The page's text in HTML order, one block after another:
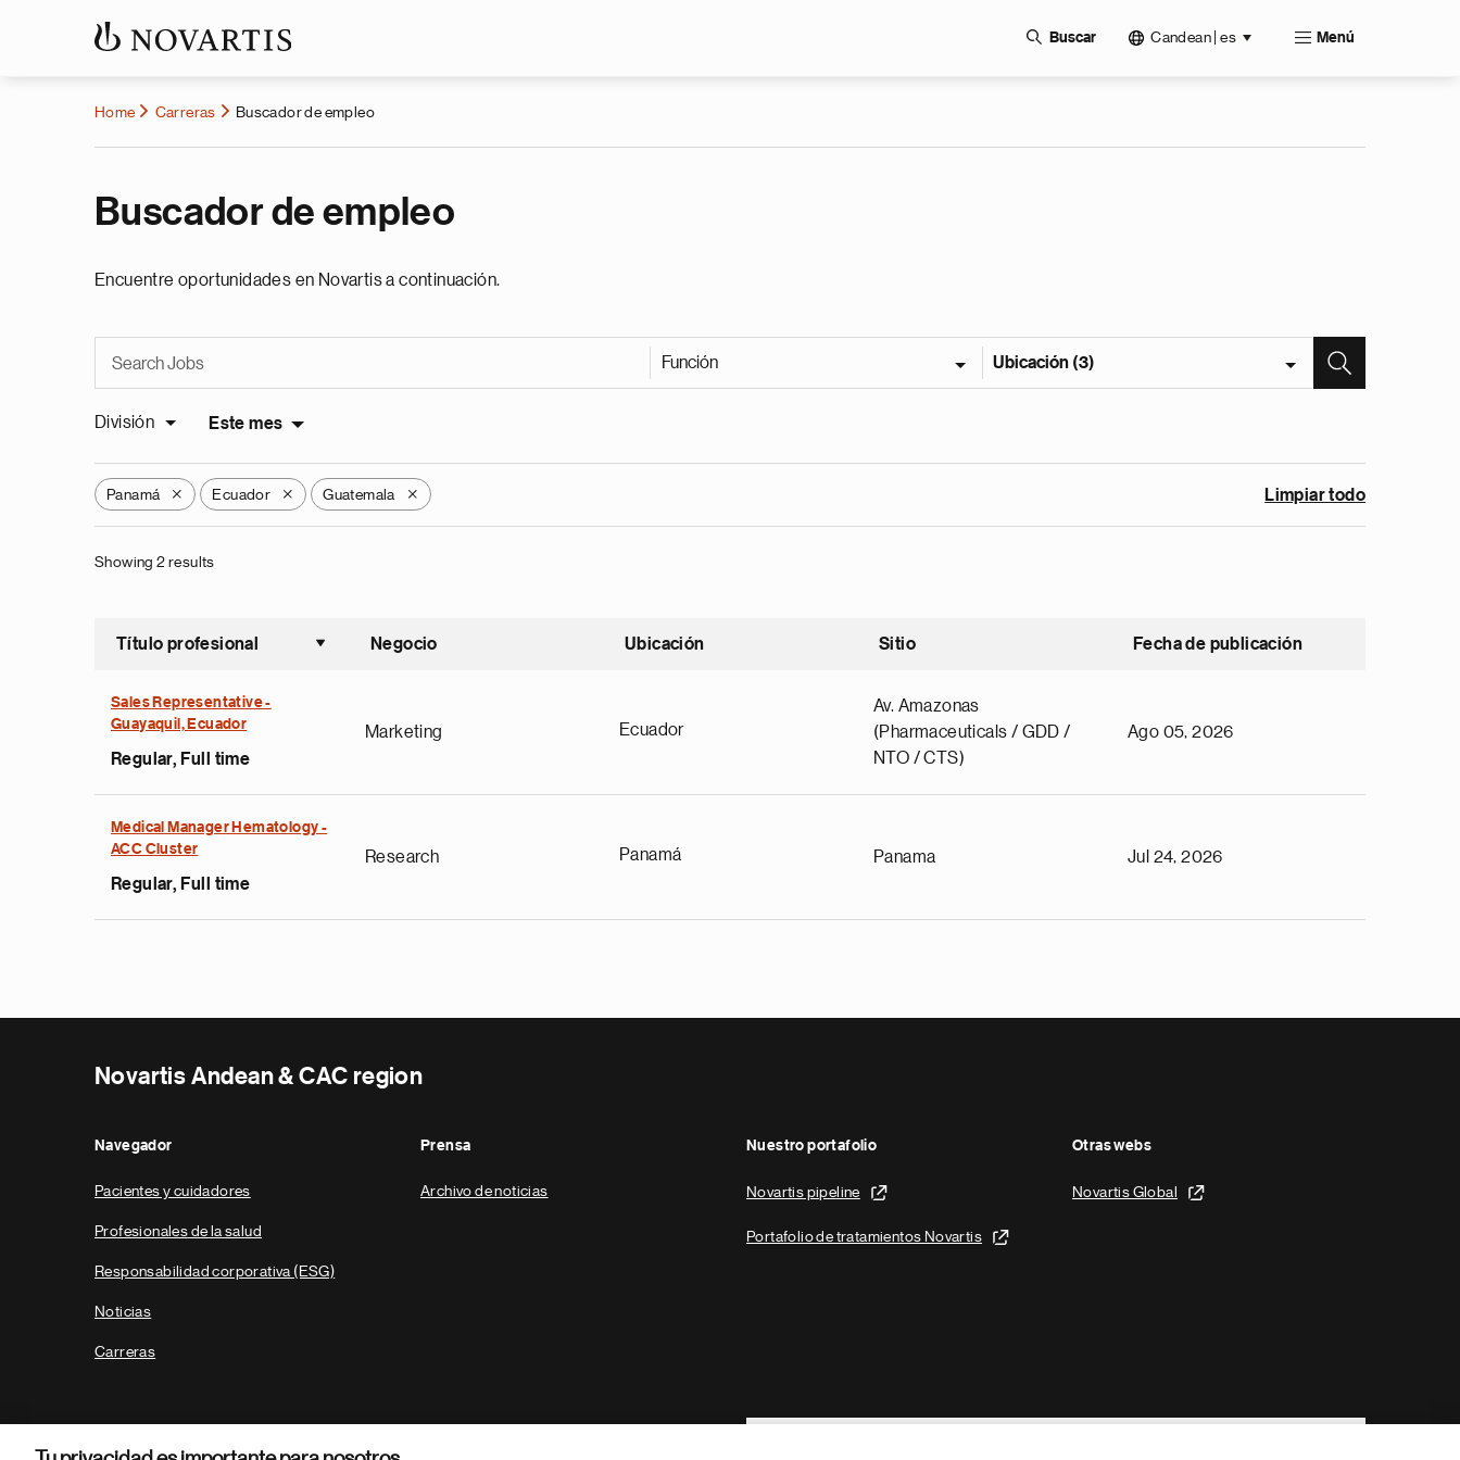
Buscar Candean | es Menú
Home Carreras Buscador de empleo
Buscador de empleo
Encuentre oportunidades en Novartis a continuación.
Función Ubicación (3)
División Este mes
Panamá X Ecuador X Guatemala X Limpiar todo
Showing 2 results
Título profesional
Ordenar ascendente
Negocio Ubicación Sitio Fecha de publicación
Sales Representative -
Guayaquil, Ecuador
Regular, Full time
Marketing Ecuador
Av. Amazonas
(Pharmaceuticals / GDD /
NTO / CTS)
Ago 05, 2026
Medical Manager Hematology -
ACC Cluster
Regular, Full time
Research Panamá Panama Jul 24, 2026
Novartis Andean & CAC region
Navegador
Pacientes y cuidadores
Profesionales de la salud
Responsabilidad corporativa (ESG)
Noticias
Carreras
Prensa
Archivo de noticias
Nuestro portafolio
Novartis pipeline
Portafolio de tratamientos Novartis
Otras webs
Novartis Global
Footer Site Search